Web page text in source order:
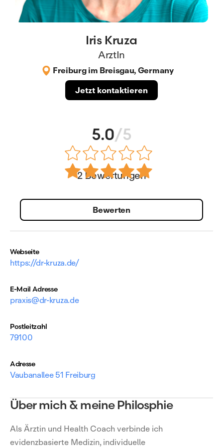
Iris Kruza
ArztIn
Freiburg im Breisgau, Germany
Jetzt kontaktieren
5.0/5
2 Bewertungen
Bewerten
Webseite
https://dr-kruza.de/
E-Mail Adresse
praxis@dr-kruza.de
Postleitzahl
79100
Adresse
Vaubanallee 51 Freiburg
Über mich & meine Philosphie
Als Ärztin und Health Coach verbinde ich
evidenzbasierte Medizin, individuelle